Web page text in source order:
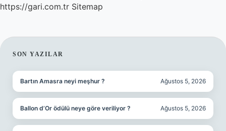
https://gari.com.tr Sitemap
SIDEBAR
SON YAZILAR
Bartın Amasra neyi meşhur ? Ağustos 5, 2026
Ballon d’Or ödülü neye göre veriliyor ? Ağustos 5, 2026